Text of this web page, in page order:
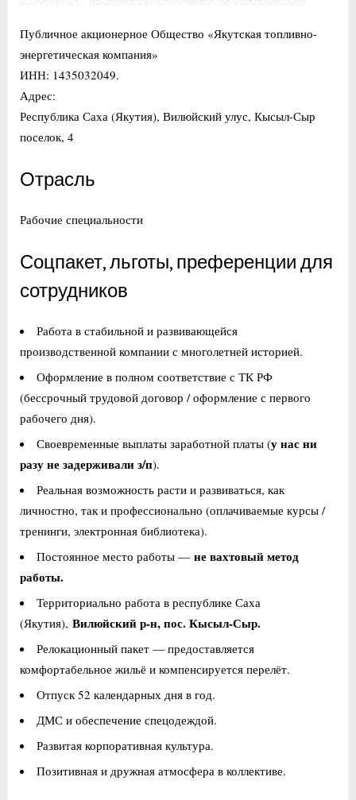
Публичное акционерное Общество «Якутская топливно-
энергетическая компания»
ИНН: 1435032049.
Адрес:
Республика Саха (Якутия), Вилюйский улус, Кысыл-Сыр
поселок, 4
Отрасль
Рабочие специальности
Соцпакет, льготы, преференции для
сотрудников
Работа в стабильной и развивающейся
производственной компании с многолетней историей.
Оформление в полном соответствие с ТК РФ
(бессрочный трудовой договор / оформление с первого
рабочего дня).
Своевременные выплаты заработной платы (у нас ни
разу не задерживали з/п).
Реальная возможность расти и развиваться, как
личностно, так и профессионально (оплачиваемые курсы /
тренинги, электронная библиотека).
Постоянное место работы — не вахтовый метод
работы.
Территориально работа в республике Саха
(Якутия), Вилюйский р-н, пос. Кысыл-Сыр.
Релокационный пакет — предоставляется
комфортабельное жильё и компенсируется перелёт.
Отпуск 52 календарных дня в год.
ДМС и обеспечение спецодеждой.
Развитая корпоративная культура.
Позитивная и дружная атмосфера в коллективе.